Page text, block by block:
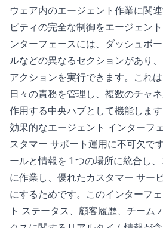
ウェア内のエージェント作業に関
ビティの完全な制御をエージェン
ンターフェースには、ダッシュボ
ルなどの異なるセクションがあり
アクションを実行できます。これ
日々の責務を管理し、複数のチャ
作用する中央ハブとして機能します
効果的なエージェント インターフ
スタマー サポート運用に不可欠で
ールと情報を 1 つの場所に統合し
に作業し、優れたカスタマー サー
にするためです。このインターフ
ト ステータス、顧客履歴、チーム